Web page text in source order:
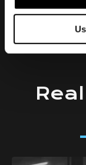
Real